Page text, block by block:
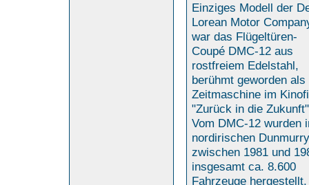
Einziges Modell der
Lorean Motor
war das Flügeltüren-
Coupé DMC-12 aus
rostfreiem Edelstahl,
berühmt geworden als
Zeitmaschine im
"Zurück in die
Vom DMC-12 wurden
nordirischen Dunmurry
zwischen 1981 und
insgesamt ca. 8.600
Fahrzeuge hergestellt.